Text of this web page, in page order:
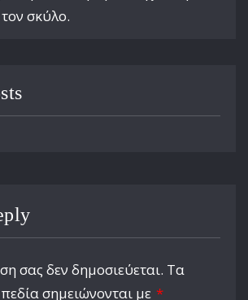
σκύλο.
σας δεν δημοσιεύεται. Τα
σημειώνονται με *